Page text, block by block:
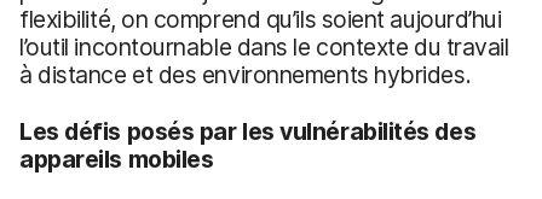
flexibilité, on comprend qu’ils soient aujourd’hui
l’outil incontournable dans le contexte du travail
à distance et des environnements hybrides.
Les défis posés par les vulnérabilités des
appareils mobiles